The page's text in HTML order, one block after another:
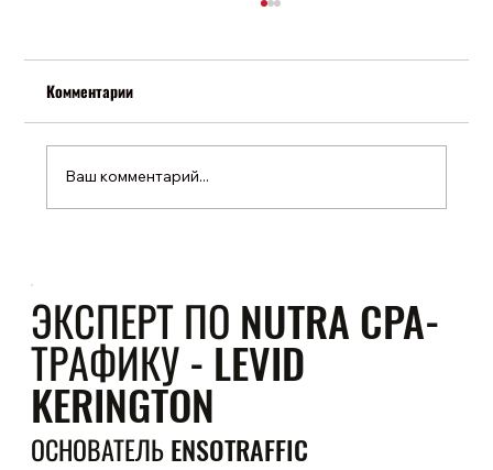
Комментарии
Ваш комментарий...
ЭКСПЕРТ ПО NUTRA CPA-
ТРАФИКУ - LEVID
KERINGTON
ОСНОВАТЕЛЬ ENSOTRAFFIC